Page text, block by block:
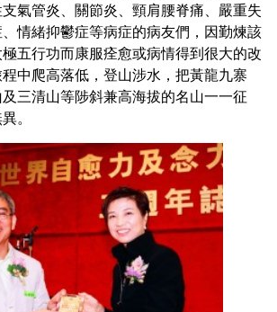
氣管炎、關節炎、頸肩腰脊痛、嚴重失
情緒抑鬱症等病症的病友們，因勤煉該
五行功而康服痊愈或病情得到很大的改
中爬高落低，登山涉水，把黃龍九寨
三清山等陟斜兼高海拔的名山一一征
。